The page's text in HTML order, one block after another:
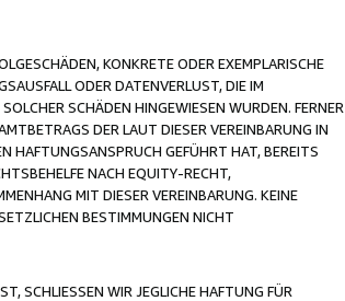
KONKRETE ODER EXEMPLARISCHE
ODER DATENVERLUST, DIE IM
SCHÄDEN HINGEWIESEN WURDEN. FERNER
DER LAUT DIESER VEREINBARUNG IN
HAFTUNGSANSPRUCH GEFÜHRT HAT, BEREITS
NACH EQUITY-RECHT,
MIT DIESER VEREINBARUNG. KEINE
BESTIMMUNGEN NICHT
SCHLIESSEN WIR JEGLICHE HAFTUNG FÜR